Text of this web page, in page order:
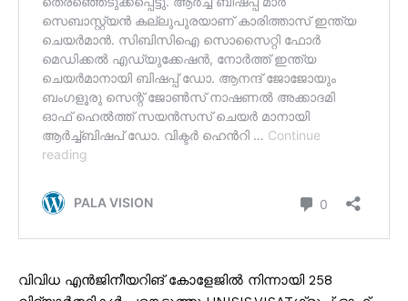
വിവിധ എൻജിനീയറിങ് കോളേജിൽ നിന്നായി 258